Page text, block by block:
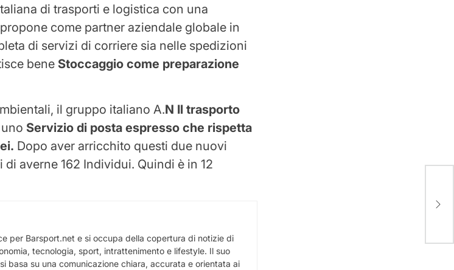
di trasporti e logistica con una
come partner aziendale globale in
di servizi di corriere sia nelle spedizioni
bene Stoccaggio come preparazione
il gruppo italiano A.N Il trasporto
uno Servizio di posta espresso che rispetta
Dopo aver arricchito questi due nuovi
di averne 162 Individui. Quindi è in 12
per Barsport.net e si occupa della copertura di notizie di
tecnologia, sport, intrattenimento e lifestyle. Il suo
basa su una comunicazione chiara, accurata e orientata ai